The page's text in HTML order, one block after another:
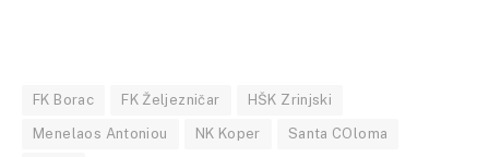
FK Borac FK Željezničar HŠK Zrinjski
Menelaos Antoniou NK Koper Santa COloma